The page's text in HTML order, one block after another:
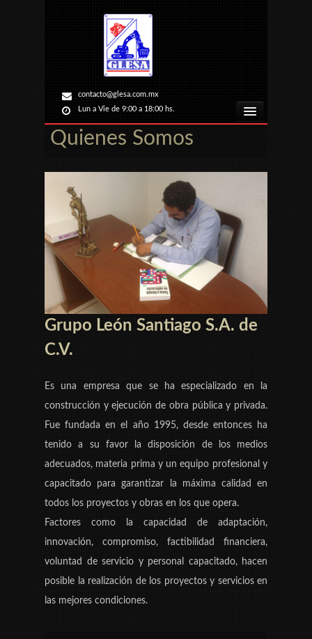
contacto@glesa.com.mx
Lun a Vie de 9:00 a 18:00 hs.
INICIO
NOSOTROS
CLIENTES
CONTACTO
Quienes Somos
Grupo León Santiago S.A. de
C.V.
Es una empresa que se ha especializado en la
construcción y ejecución de obra pública y privada.
Fue fundada en el año 1995, desde entonces ha
tenido a su favor la disposición de los medios
adecuados, materia prima y un equipo profesional y
capacitado para garantizar la máxima calidad en
todos los proyectos y obras en los que opera.
Factores como la capacidad de adaptación,
innovación, compromiso, factibilidad financiera,
voluntad de servicio y personal capacitado, hacen
posible la realización de los proyectos y servicios en
las mejores condiciones.